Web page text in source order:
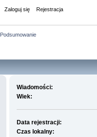
Zaloguj się Rejestracja
Podsumowanie
Wiadomości:
Wiek:
Data rejestracji:
Czas lokalny: